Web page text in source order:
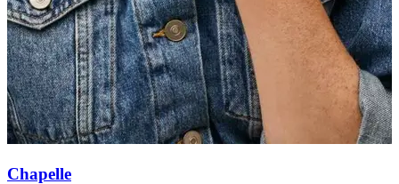
Chapelle